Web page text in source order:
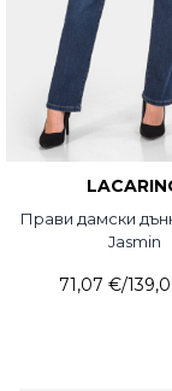
Прави дамски
Jasmin
71,07 €/